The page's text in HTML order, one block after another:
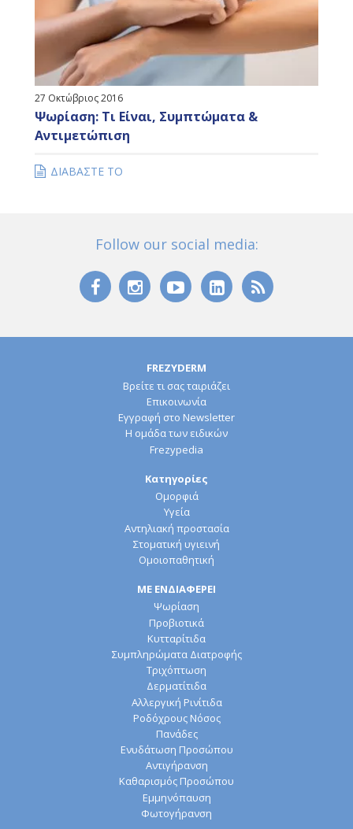
27 Οκτώβριος 2016
Ψωρίαση: Τι Είναι, Συμπτώματα &
Αντιμετώπιση
ΔΙΑΒΑΣΤΕ ΤΟ
Follow our social media:
FREZYDERM
Βρείτε τι σας ταιριάζει
Επικοινωνία
Εγγραφή στο Newsletter
Η ομάδα των ειδικών
Frezypedia
Κατηγορίες
Ομορφιά
Υγεία
Αντηλιακή προστασία
Στοματική υγιεινή
Ομοιοπαθητική
ΜΕ ΕΝΔΙΑΦΕΡΕΙ
Ψωρίαση
Προβιοτικά
Κυτταρίτιδα
Συμπληρώματα Διατροφής
Τριχόπτωση
Δερματίτιδα
Αλλεργική Ρινίτιδα
Ροδόχρους Νόσος
Πανάδες
Ενυδάτωση Προσώπου
Αντιγήρανση
Καθαρισμός Προσώπου
Εμμηνόπαυση
Φωτογήρανση